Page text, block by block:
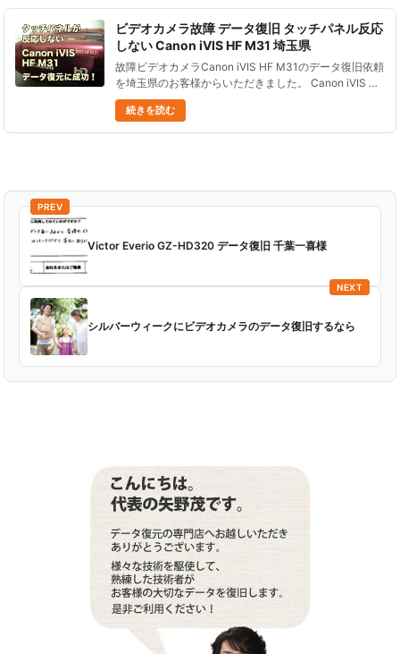
ビデオカメラ故障 データ復旧 タッチパネル反応
しない Canon iVIS HF M31 埼玉県
故障ビデオカメラCanon iVIS HF M31のデータ復旧依頼
を埼玉県のお客様からいただきました。 Canon iVIS HF
M31は、2010年2月に発売されたビデオカメラです。
32GBの内蔵メモリ内蔵、本体重......
続きを読む
PREV
Victor Everio GZ-HD320 データ復旧 千葉一喜様
NEXT
シルバーウィークにビデオカメラのデータ復旧するなら